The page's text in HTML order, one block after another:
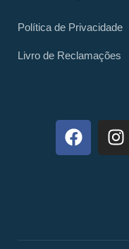
Política de Privacidade
Livro de Reclamações